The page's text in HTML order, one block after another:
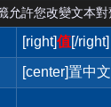
允許您改變文本對
[right]值[/right]
[center]置中